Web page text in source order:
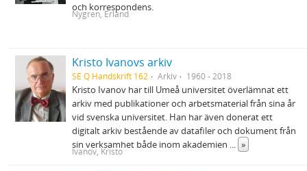
och korrespondens.
Nygren, Erland
Kristo Ivanovs arkiv
SE Q Handskrift 162 Arkiv 1960 - 2018
Kristo Ivanov har till Umeå universitet överlämnat ett
arkiv med publikationer och arbetsmaterial från sina år
vid svenska universitet. Han har även donerat ett
digitalt arkiv bestående av datafiler och dokument från
sin verksamhet både inom akademien ... »
Ivanov, Kristo